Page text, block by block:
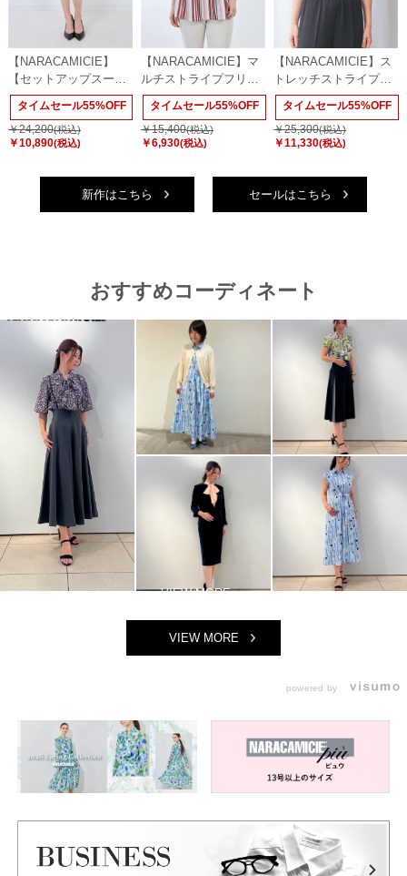
【NARACAMICIE】
【セットアップスーツ
対応】ストレッチダブ
ルクロスタイトスカー
ト
タイムセール55%OFF
￥24,200(税込)
￥10,890(税込)
【NARACAMICIE】マ
ルチストライプフリル
カットソー
タイムセール55%OFF
￥15,400(税込)
￥6,930(税込)
【NARACAMICIE】ス
トレッチストライプフ
ロントデザインタック
半袖ブラウス
タイムセール55%OFF
￥25,300(税込)
￥11,330(税込)
新作はこちら セールはこちら
おすすめコーディネート
VIEW MORE
powered by